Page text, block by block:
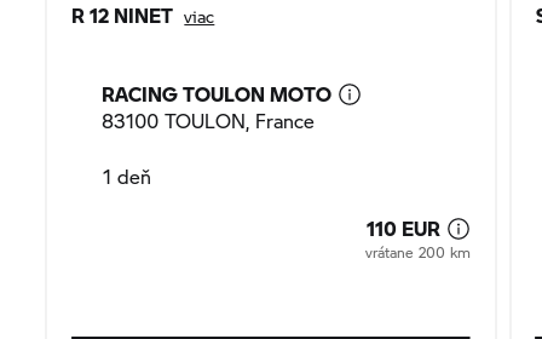
R 12 NINET viac
RACING TOULON MOTO
83100 TOULON, France
1 deň
110 EUR
vrátane 200 km